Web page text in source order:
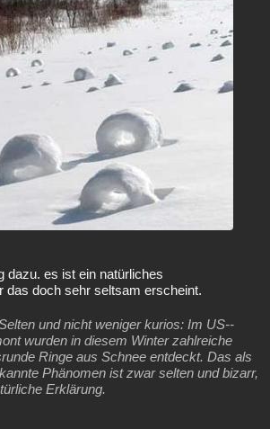
dazu. es ist ein natürliches
das doch sehr seltsam erscheint.
und nicht weniger kurios: Im US--
wurden in diesem Winter zahlreiche
Ringe aus Schnee entdeckt. Das als
Phänomen ist zwar selten und bizarr,
Erklärung.